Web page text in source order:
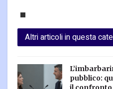
Altri articoli in questa
pubblico: